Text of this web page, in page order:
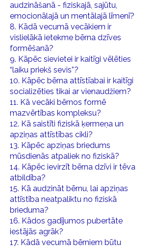
audzināšanā - fiziskajā, sajūtu,
emocionālajā un mentālajā līmenī?
8. Kādā vecumā vecākiem ir
vislielākā ietekme bērna dzīves
formēšanā?
9. Kāpēc sievietei ir kaitīgi vēlēties
“laiku priekš sevis”?
10. Kāpēc bērna attīstīabai ir kaitīgi
socializēties tikai ar vienaudžiem?
11. Kā vecāki bērnos formē
mazvērtības kompleksu?
12. Kā saistīti fiziskā ķermeņa un
apziņas attīstības cikli?
13. Kāpēc apziņas briedums
mūsdienās atpaliek no fiziskā?
14. Kāpēc ievirzīt bērna dzīvi ir tēva
atbildība?
15. Kā audzināt bērnu, lai apziņas
attīstība neatpaliktu no fiziskā
brieduma?
16. Kādos gadījumos pubertāte
iestājās agrāk?
17. Kādā vecumā bērniem būtu